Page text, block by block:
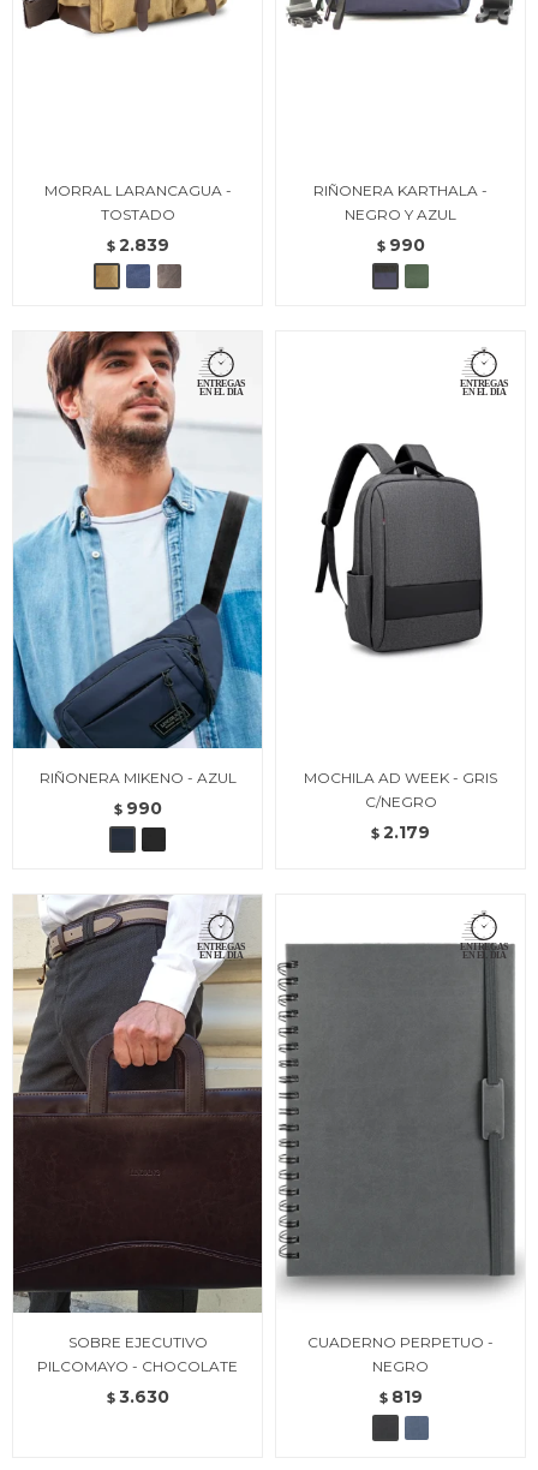
MORRAL LARANCAGUA -
TOSTADO
$ 2.839
RIÑONERA KARTHALA -
NEGRO Y AZUL
$ 990
RIÑONERA MIKENO - AZUL
$ 990
MOCHILA AD WEEK - GRIS
C/NEGRO
$ 2.179
SOBRE EJECUTIVO
PILCOMAYO - CHOCOLATE
$ 3.630
CUADERNO PERPETUO -
NEGRO
$ 819